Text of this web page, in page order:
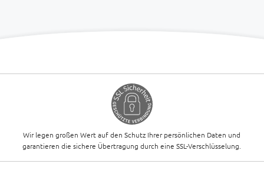
Wir legen großen Wert auf den Schutz Ihrer persönlichen Daten und
garantieren die sichere Übertragung durch eine SSL-Verschlüsselung.